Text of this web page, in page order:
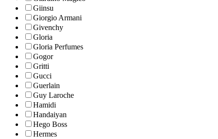
Giinsu
Giorgio Armani
Givenchy
Gloria
Gloria Perfumes
Gogor
Gritti
Gucci
Guerlain
Guy Laroche
Hamidi
Handaiyan
Hego Boss
Hermes